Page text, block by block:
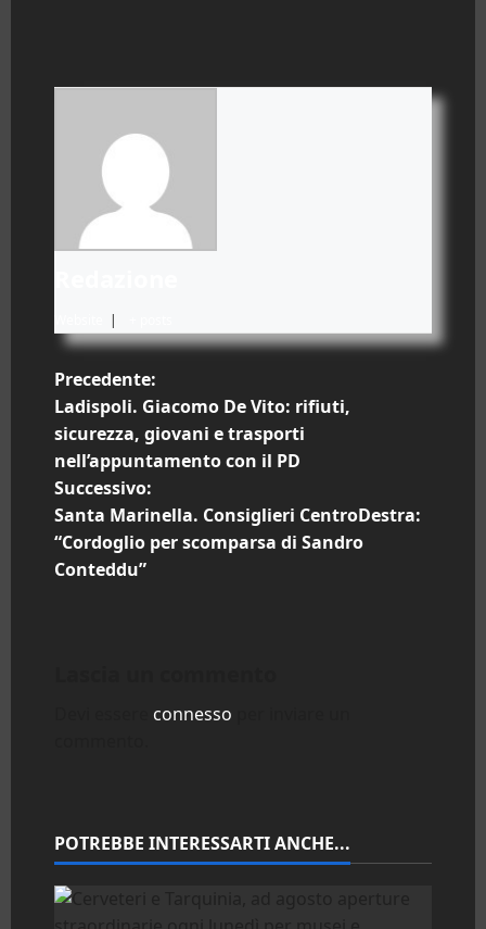
|
N
a
v
i
g
e
a
Precedente:
Ladispoli. Giacomo De Vito: rifiuti,
sicurezza, giovani e trasporti
nell’appuntamento con il PD
Successivo:
Santa Marinella. Consiglieri CentroDestra:
“Cordoglio per scomparsa di Sandro
Conteddu”
connesso
POTREBBE INTERESSARTI ANCHE...